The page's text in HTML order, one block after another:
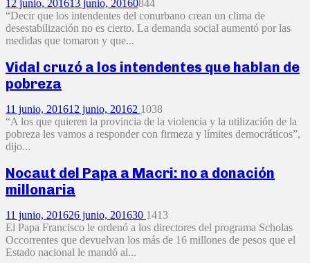
12 junio, 201613 junio, 20160844
“Decir que los intendentes del conurbano crean un clima de
desestabilización no es cierto. La demanda social aumentó por las
medidas que tomaron y que...
Vidal cruzó a los intendentes que hablan de
pobreza
11 junio, 201612 junio, 20162 1038
“A los que quieren la provincia de la violencia y la utilización de la
pobreza les vamos a responder con firmeza y límites democráticos”,
dijo...
Nocaut del Papa a Macri: no a donación
millonaria
11 junio, 201626 junio, 201630 1413
El Papa Francisco le ordenó a los directores del programa Scholas
Occorrentes que devuelvan los más de 16 millones de pesos que el
Estado nacional le mandó al...